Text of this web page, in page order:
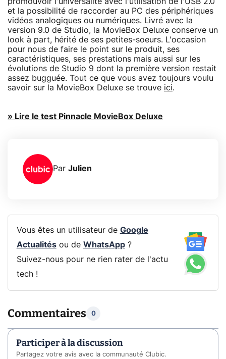
et la possibilité de raccorder au PC des périphériques
vidéos analogiques ou numériques. Livré avec la
version 9.0 de Studio, la MovieBox Deluxe conserve un
look à part, hérité de ses petites-soeurs. L'occasion
pour nous de faire le point sur le produit, ses
caractéristiques, ses prestations mais aussi sur les
évolutions de Studio 9 dont la première version restait
assez bugguée. Tout ce que vous avez toujours voulu
savoir sur la MovieBox Deluxe se trouve ici.
» Lire le test Pinnacle MovieBox Deluxe
Par Julien
Vous êtes un utilisateur de Google
Actualitésou de WhatsApp?
Suivez-nous pour ne rien rater de l'actu
tech !
Commentaires 0
Participer à la discussion
Partagez votre avis avec la communauté Clubic.